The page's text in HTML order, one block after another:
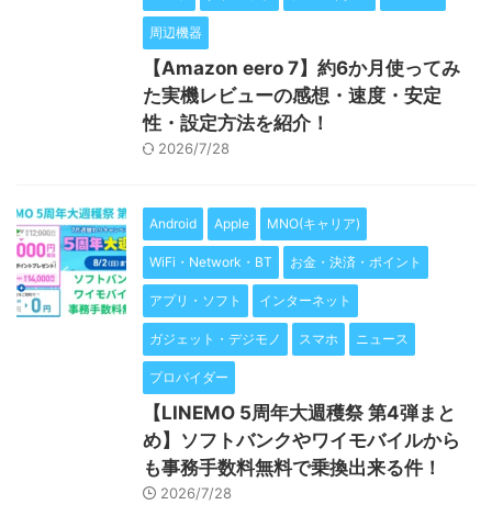
周辺機器
【Amazon eero 7】約6か月使ってみ
た実機レビューの感想・速度・安定
性・設定方法を紹介！
2026/7/28
Android Apple MNO(キャリア)
WiFi・Network・BT お金・決済・ポイント
アプリ・ソフト インターネット
ガジェット・デジモノ スマホ ニュース
プロバイダー
【LINEMO 5周年大週穫祭 第4弾まと
め】ソフトバンクやワイモバイルから
も事務手数料無料で乗換出来る件！
2026/7/28